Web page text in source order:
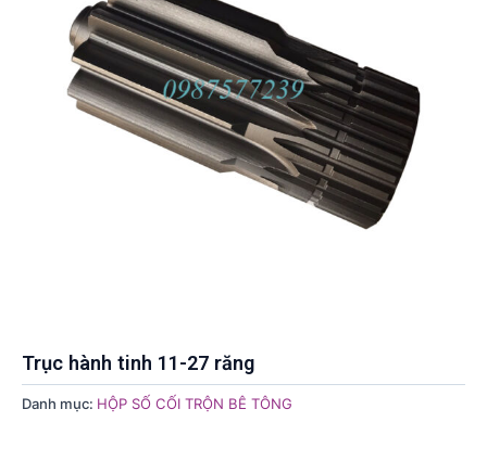
Trục hành tinh 11-27 răng
Danh mục: HỘP SỐ CỐI TRỘN BÊ TÔNG